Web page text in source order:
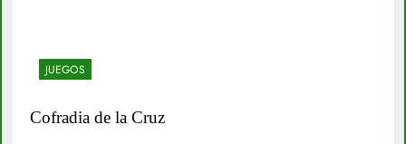
JUEGOS
Cofradia de la Cruz